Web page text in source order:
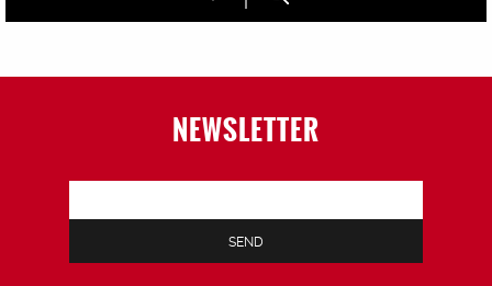
NEWSLETTER